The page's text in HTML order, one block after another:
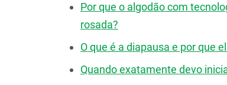
Por que o algodão com
rosada?
O que é a diapausa e por que
Quando exatamente devo